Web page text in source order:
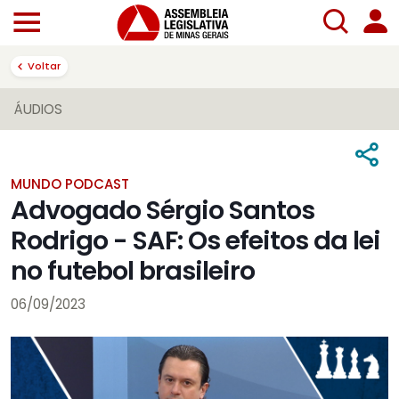
Voltar
ÁUDIOS
MUNDO PODCAST
Advogado Sérgio Santos
Rodrigo - SAF: Os efeitos da lei
no futebol brasileiro
06/09/2023